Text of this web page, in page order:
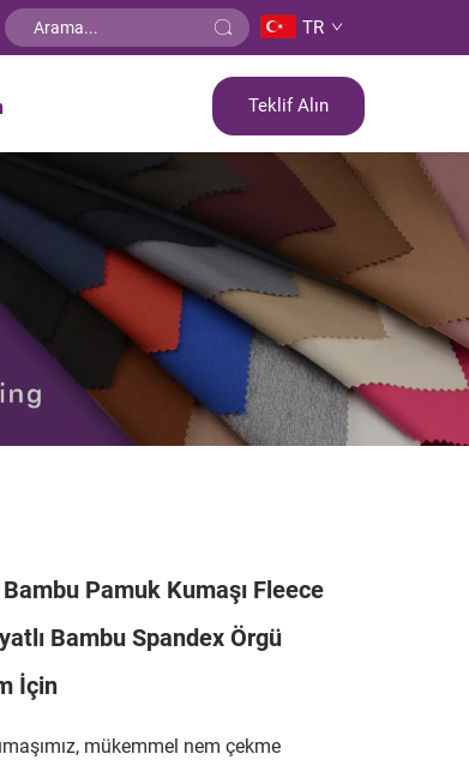
TR
Teklif Alın
Pamuk Kumaşı Fleece
Bambu Spandex Örgü
İçin
mükemmel nem çekme